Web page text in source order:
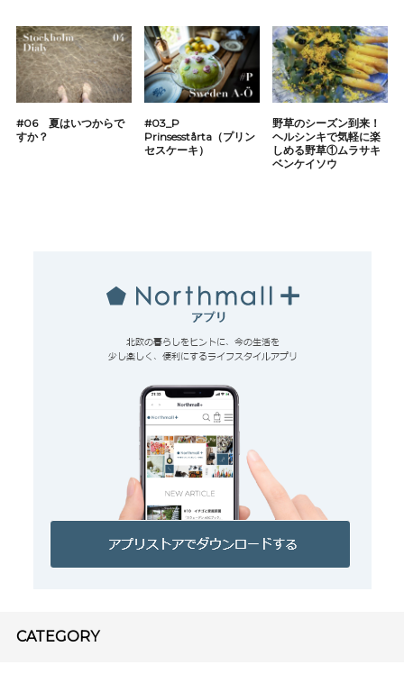
#06 夏はいつからで
すか？
#03_P
Prinsesstårta（プリン
セスケーキ）
野草のシーズン到来！
ヘルシンキで気軽に楽
しめる野草①ムラサキ
ベンケイソウ
CATEGORY